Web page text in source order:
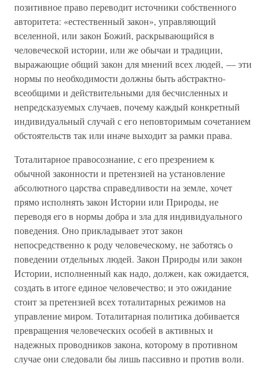
позитивное право переводит источники собственного
авторитета: «естественный закон», управляющий
вселенной, или закон Божий, раскрывающийся в
человеческой истории, или же обычаи и традиции,
выражающие общий закон для мнений всех людей, — эти
нормы по необходимости должны быть абстрактно-
всеобщими и действительными для бесчисленных и
непредсказуемых случаев, почему каждый конкретный
индивидуальный случай с его неповторимым сочетанием
обстоятельств так или иначе выходит за рамки права.
Тоталитарное правосознание, с его презрением к
обычной законности и претензией на установление
абсолютного царства справедливости на земле, хочет
прямо исполнять закон Истории или Природы, не
переводя его в нормы добра и зла для индивидуального
поведения. Оно прикладывает этот закон
непосредственно к роду человеческому, не заботясь о
поведении отдельных людей. Закон Природы или закон
Истории, исполненный как надо, должен, как ожидается,
создать в итоге единое человечество; и это ожидание
стоит за претензией всех тоталитарных режимов на
управление миром. Тоталитарная политика добивается
превращения человеческих особей в активных и
надежных проводников закона, которому в противном
случае они следовали бы лишь пассивно и против воли.